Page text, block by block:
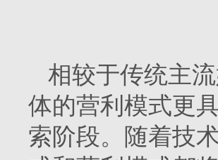
相较于传统主
体的营利模式更
索阶段。随着技